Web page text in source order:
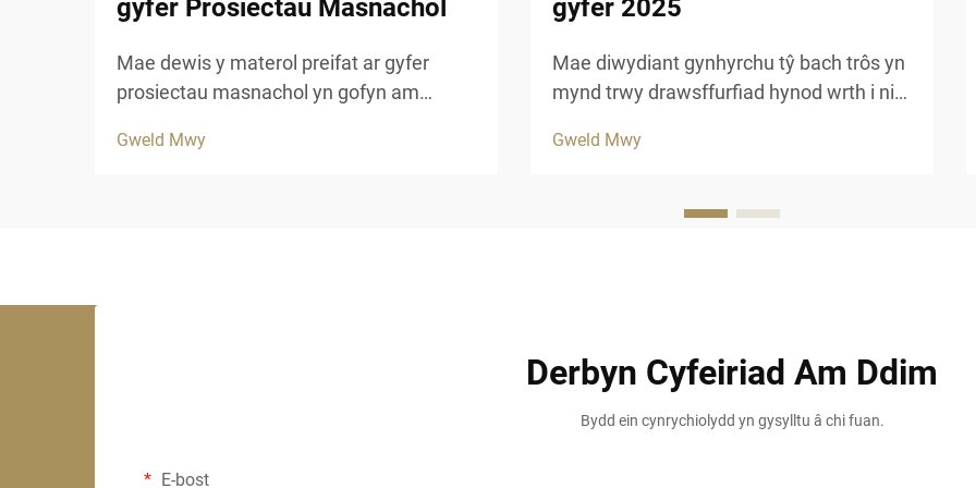
gyfer Prosiectau Masnachol
Mae dewis y materol preifat ar gyfer
prosiectau masnachol yn gofyn am
pherfformiad hir dymor. Mae gwely fwyd
Gweld Mwy
gyfer 2025
Mae diwydiant gynhyrchu tŷ bach trôs yn
mynd trwy drawsffurfiad hynod wrth i ni
a phractisau cynaliadwy sy'n ailsiapio
gleifion modern a datblygwyr gwestai'n
Gweld Mwy
Derbyn Cyfeiriad Am Ddim
Bydd ein cynrychiolydd yn gysylltu â chi fuan.
E-bost